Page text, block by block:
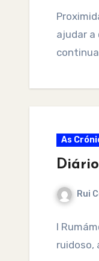
ajudar a
As
Rui
I
ruidoso,